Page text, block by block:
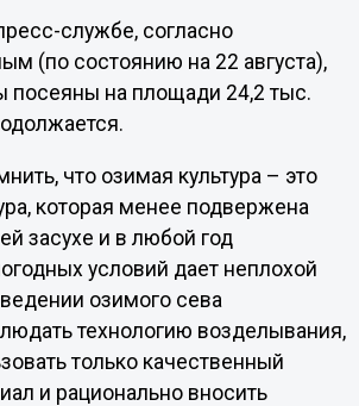
службе, согласно
(по состоянию на 22 августа),
посеяны на площади 24,2 тыс.
что озимая культура – это
которая менее подвержена
засухе и в любой год
условий дает неплохой
озимого сева
технологию возделывания,
только качественный
и рационально вносить